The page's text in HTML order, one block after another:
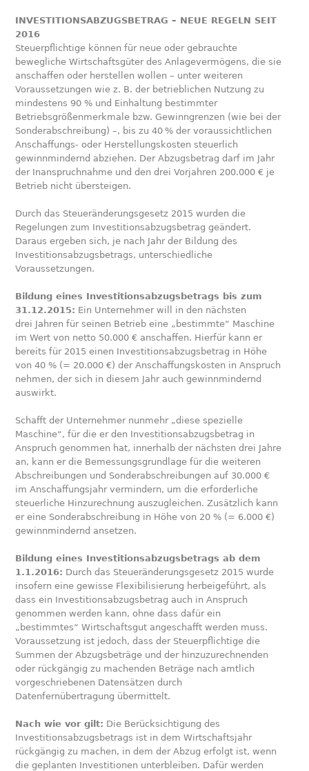
INVESTITIONSABZUGSBETRAG – NEUE REGELN SEIT
2016
Steuerpflichtige können für neue oder gebrauchte
bewegliche Wirtschaftsgüter des Anlagevermögens, die sie
anschaffen oder herstellen wollen – unter weiteren
Voraussetzungen wie z. B. der betrieblichen Nutzung zu
mindestens 90 % und Einhaltung bestimmter
Betriebsgrößenmerkmale bzw. Gewinngrenzen (wie bei der
Sonderabschreibung) –, bis zu 40 % der voraussichtlichen
Anschaffungs- oder Herstellungskosten steuerlich
gewinnmindernd abziehen. Der Abzugsbetrag darf im Jahr
der Inanspruchnahme und den drei Vorjahren 200.000 € je
Betrieb nicht übersteigen.
Durch das Steueränderungsgesetz 2015 wurden die
Regelungen zum Investitionsabzugsbetrag geändert.
Daraus ergeben sich, je nach Jahr der Bildung des
Investitionsabzugsbetrags, unterschiedliche
Voraussetzungen.
Bildung eines Investitionsabzugsbetrags bis zum
31.12.2015: Ein Unternehmer will in den nächsten
drei Jahren für seinen Betrieb eine „bestimmte“ Maschine
im Wert von netto 50.000 € anschaffen. Hierfür kann er
bereits für 2015 einen Investitionsabzugsbetrag in Höhe
von 40 % (= 20.000 €) der Anschaffungskosten in Anspruch
nehmen, der sich in diesem Jahr auch gewinnmindernd
auswirkt.
Schafft der Unternehmer nunmehr „diese spezielle
Maschine“, für die er den Investitionsabzugsbetrag in
Anspruch genommen hat, innerhalb der nächsten drei Jahre
an, kann er die Bemessungsgrundlage für die weiteren
Abschreibungen und Sonderabschreibungen auf 30.000 €
im Anschaffungsjahr vermindern, um die erforderliche
steuerliche Hinzurechnung auszugleichen. Zusätzlich kann
er eine Sonderabschreibung in Höhe von 20 % (= 6.000 €)
gewinnmindernd ansetzen.
Bildung eines Investitionsabzugsbetrags ab dem
1.1.2016: Durch das Steueränderungsgesetz 2015 wurde
insofern eine gewisse Flexibilisierung herbeigeführt, als
dass ein Investitionsabzugsbetrag auch in Anspruch
genommen werden kann, ohne dass dafür ein
„bestimmtes“ Wirtschaftsgut angeschafft werden muss.
Voraussetzung ist jedoch, dass der Steuerpflichtige die
Summen der Abzugsbeträge und der hinzuzurechnenden
oder rückgängig zu machenden Beträge nach amtlich
vorgeschriebenen Datensätzen durch
Datenfernübertragung übermittelt.
Nach wie vor gilt: Die Berücksichtigung des
Investitionsabzugsbetrags ist in dem Wirtschaftsjahr
rückgängig zu machen, in dem der Abzug erfolgt ist, wenn
die geplanten Investitionen unterbleiben. Dafür werden